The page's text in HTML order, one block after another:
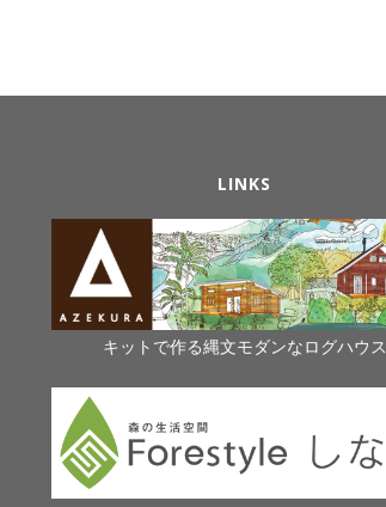
LINKS
キットで作る縄文モダンなログハウス